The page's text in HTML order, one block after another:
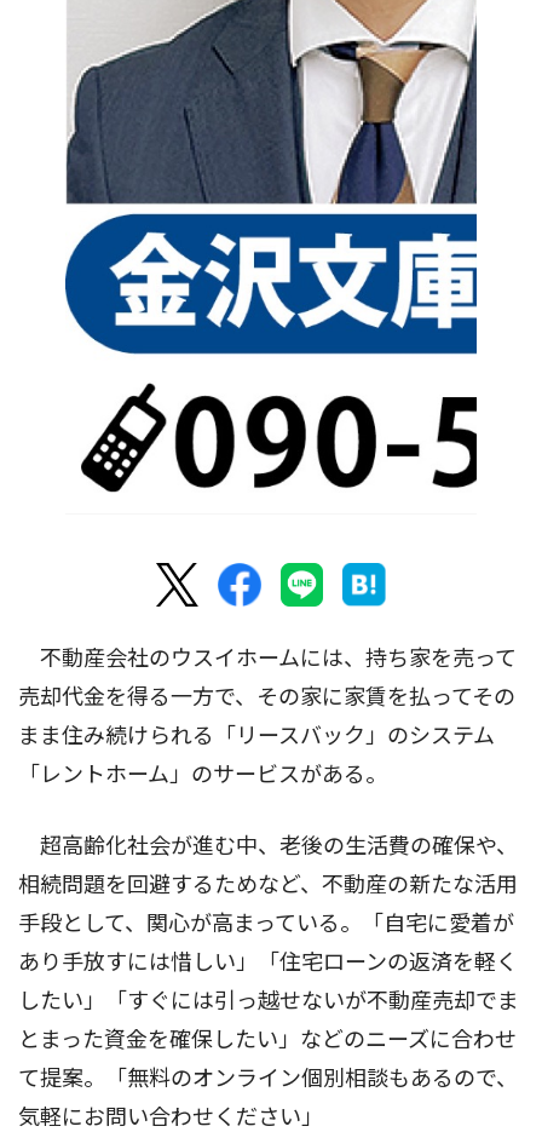
不動産会社のウスイホームには、持ち家を売って
売却代金を得る一方で、その家に家賃を払ってその
まま住み続けられる「リースバック」のシステム
「レントホーム」のサービスがある。
超高齢化社会が進む中、老後の生活費の確保や、
相続問題を回避するためなど、不動産の新たな活用
手段として、関心が高まっている。「自宅に愛着が
あり手放すには惜しい」「住宅ローンの返済を軽く
したい」「すぐには引っ越せないが不動産売却でま
とまった資金を確保したい」などのニーズに合わせ
て提案。「無料のオンライン個別相談もあるので、
気軽にお問い合わせください」